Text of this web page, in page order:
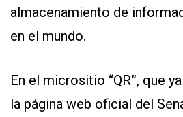
almacenamiento de
en el mundo.
En el micrositio “QR”, que
la página web oficial del